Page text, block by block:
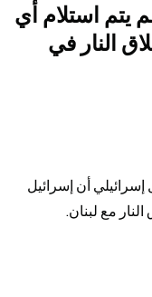
يتم استلام أي
النار في
مع لبنان.